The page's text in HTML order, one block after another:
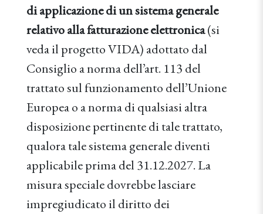
di applicazione di un sistema generale
relativo alla fatturazione elettronica(si
veda il progetto VIDA) adottato dal
Consiglio a norma dell’art. 113 del
trattato sul funzionamento dell’Unione
Europea o a norma di qualsiasi altra
disposizione pertinente di tale trattato,
qualora tale sistema generale diventi
applicabile prima del 31.12.2027. La
misura speciale dovrebbe lasciare
impregiudicato il diritto dei